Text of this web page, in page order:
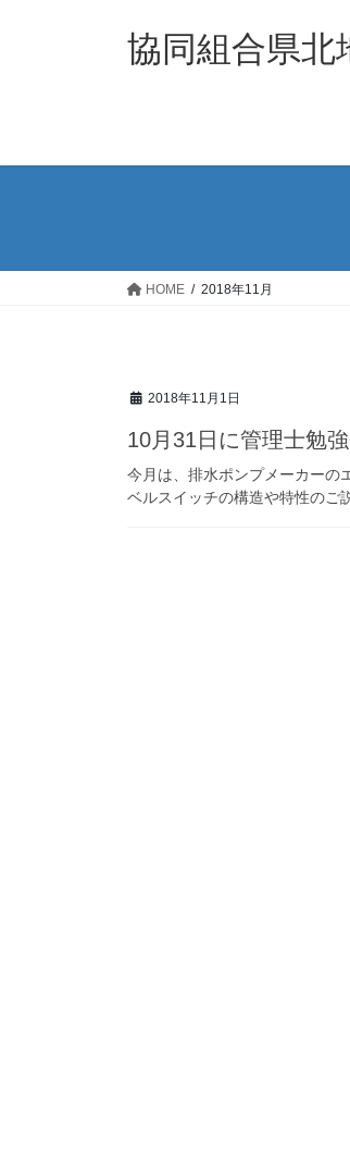
ス
ン
協同組合県北
HOME 2018年11月
2018年11月1日
10月31日に管理士勉
今月は、排水ポンプメーカーの
ベルスイッチの構造や特性のご